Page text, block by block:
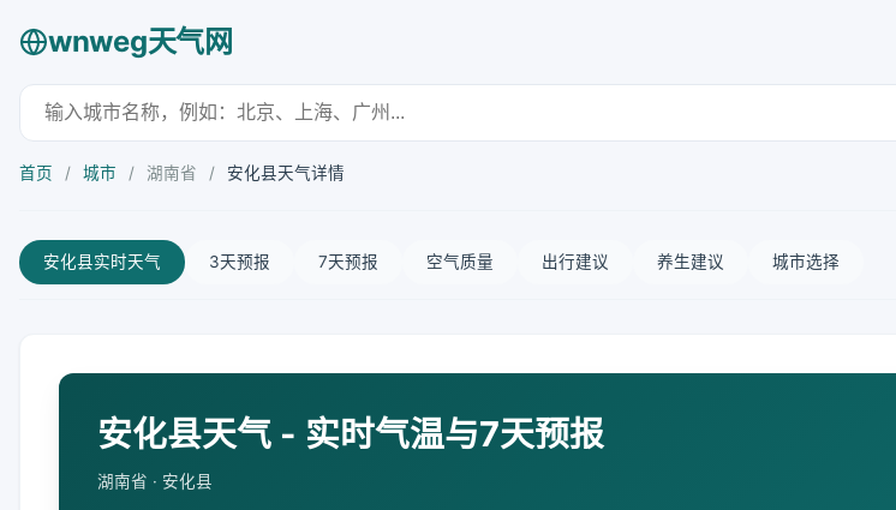
wnweg天气网
首页 / 城市 / 湖南省 / 安化县天气详情
安化县实时天气 3天预报 7天预报 空气质量 出行建议 养生建议 城市选择
安化县天气 - 实时气温与7天预报
湖南省 · 安化县